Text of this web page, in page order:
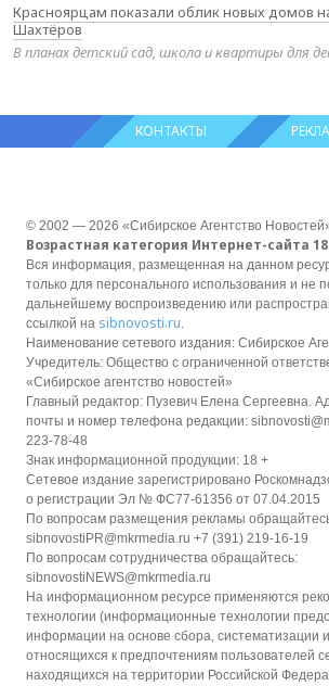
Красноярцам показали облик новых домов
Шахтёров
В планах детский сад, школа и квартиры для
КОНТАКТЫ
© 2002 — 2026 «Сибирское Агентство
Возрастная категория Интернет-сайта 18
Вся информация, размещенная на данном
только для персонального использования и не
дальнейшему воспроизведению или
ссылкой на sibnovosti.ru.
Наименование сетевого издания: Сибирское
Учредитель: Общество с ограниченной
«Сибирское агентство новостей»
Главный редактор: Пузевич Елена Сергеевна.
почты и номер телефона редакции:
223-78-48
Знак информационной продукции: 18 +
Сетевое издание зарегистрировано
о регистрации Эл № ФС77-61356 от 07.04.2015
По вопросам размещения рекламы
sibnovostiPR@mkrmedia.ru +7 (391) 219-16-19
По вопросам сотрудничества обращайтесь:
sibnovostiNEWS@mkrmedia.ru
На информационном ресурсе применяются
технологии (информационные технологии
информации на основе сбора, систематизации
относящихся к предпочтениям пользователей
находящихся на территории Российской